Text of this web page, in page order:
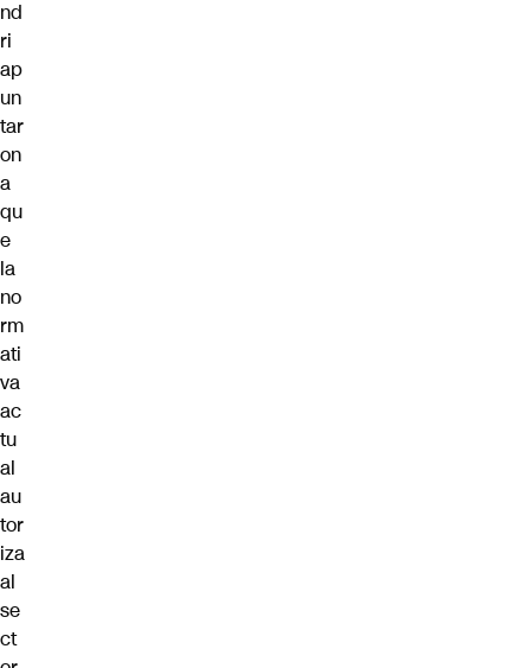
nd
ri
ap
un
tar
on
a
qu
e
la
no
rm
ati
va
ac
tu
al
au
tor
iza
al
se
ct